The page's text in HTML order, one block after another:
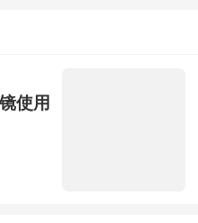
/发版自动推送，
机不丢。
量正版游戏，涵盖
。并提供高度自由
3天不限时畅玩，
分钟免费时长。通
使用